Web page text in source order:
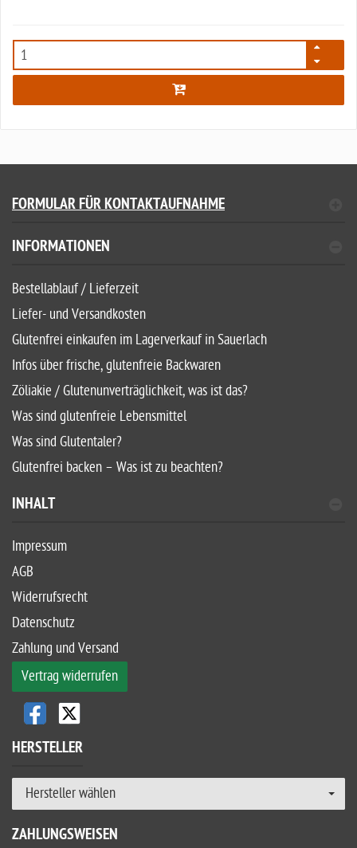
3224
FORMULAR FÜR KONTAKTAUFNAHME
INFORMATIONEN
Bestellablauf / Lieferzeit
Liefer- und Versandkosten
Glutenfrei einkaufen im Lagerverkauf in Sauerlach
Infos über frische, glutenfreie Backwaren
Zöliakie / Glutenunverträglichkeit, was ist das?
Was sind glutenfreie Lebensmittel
Was sind Glutentaler?
Glutenfrei backen – Was ist zu beachten?
INHALT
Impressum
AGB
Widerrufsrecht
Datenschutz
Zahlung und Versand
Vertrag widerrufen
HERSTELLER
Hersteller wählen
ZAHLUNGSWEISEN